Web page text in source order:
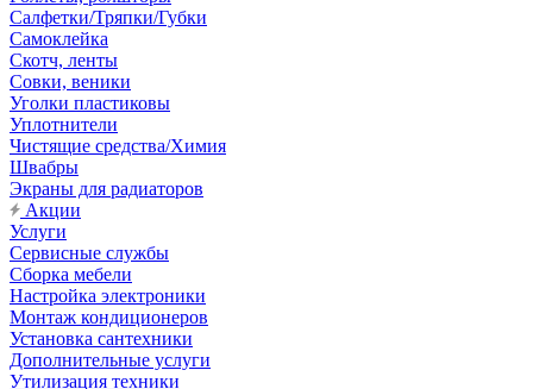
Салфетки/Тряпки/Губки
Самоклейка
Скотч, ленты
Совки, веники
Уголки пластиковы
Уплотнители
Чистящие средства/Химия
Швабры
Экраны для радиаторов
Акции
Услуги
Сервисные службы
Сборка мебели
Настройка электроники
Монтаж кондиционеров
Установка сантехники
Дополнительные услуги
Утилизация техники